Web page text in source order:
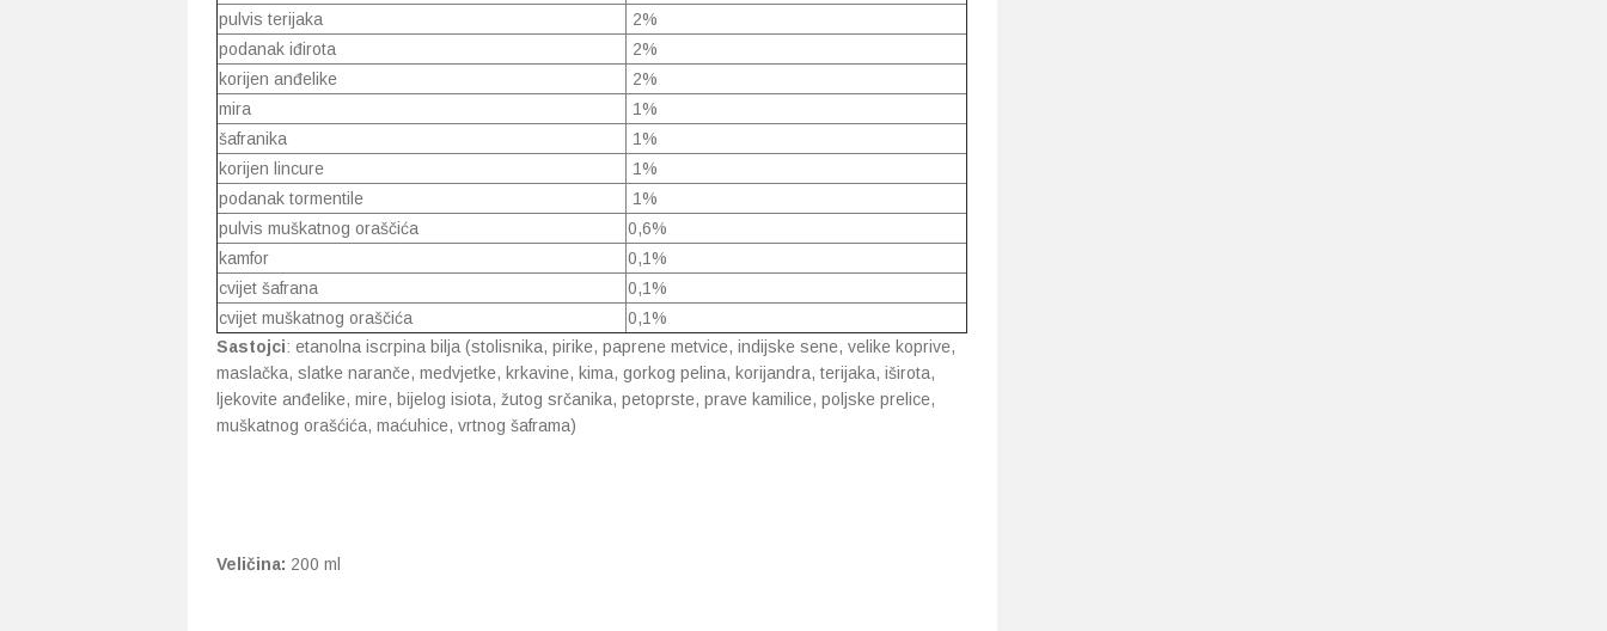
pulvis terijaka
2%
podanak iđirota
2%
korijen anđelike
2%
mira
1%
šafranika
1%
korijen lincure
1%
podanak tormentile
1%
pulvis muškatnog oraščića
0,6%
kamfor
0,1%
cvijet šafrana
0,1%
cvijet muškatnog oraščića
0,1%
Sastojci: etanolna iscrpina bilja (stolisnika, pirike, paprene metvice, indijske sene, velike koprive,
maslačka, slatke naranče, medvjetke, krkavine, kima, gorkog pelina, korijandra, terijaka, iširota,
ljekovite anđelike, mire, bijelog isiota, žutog srčanika, petoprste, prave kamilice, poljske prelice,
muškatnog orašćića, maćuhice, vrtnog šaframa)
Veličina: 200 ml